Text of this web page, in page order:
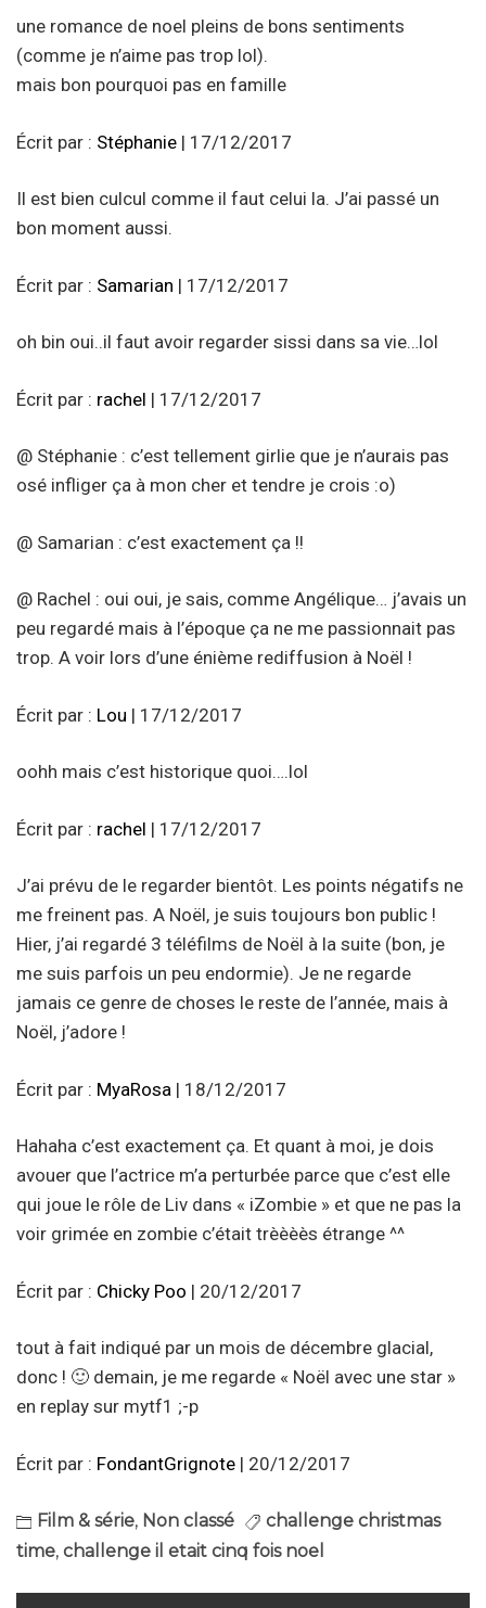
une romance de noel pleins de bons sentiments
(comme je n’aime pas trop lol).
mais bon pourquoi pas en famille
Écrit par : Stéphanie | 17/12/2017
Il est bien culcul comme il faut celui la. J’ai passé un
bon moment aussi.
Écrit par : Samarian | 17/12/2017
oh bin oui..il faut avoir regarder sissi dans sa vie…lol
Écrit par : rachel | 17/12/2017
@ Stéphanie : c’est tellement girlie que je n’aurais pas
osé infliger ça à mon cher et tendre je crois :o)
@ Samarian : c’est exactement ça !!
@ Rachel : oui oui, je sais, comme Angélique… j’avais un
peu regardé mais à l’époque ça ne me passionnait pas
trop. A voir lors d’une énième rediffusion à Noël !
Écrit par : Lou | 17/12/2017
oohh mais c’est historique quoi….lol
Écrit par : rachel | 17/12/2017
J’ai prévu de le regarder bientôt. Les points négatifs ne
me freinent pas. A Noël, je suis toujours bon public !
Hier, j’ai regardé 3 téléfilms de Noël à la suite (bon, je
me suis parfois un peu endormie). Je ne regarde
jamais ce genre de choses le reste de l’année, mais à
Noël, j’adore !
Écrit par : MyaRosa | 18/12/2017
Hahaha c’est exactement ça. Et quant à moi, je dois
avouer que l’actrice m’a perturbée parce que c’est elle
qui joue le rôle de Liv dans « iZombie » et que ne pas la
voir grimée en zombie c’était trèèèès étrange ^^
Écrit par : Chicky Poo | 20/12/2017
tout à fait indiqué par un mois de décembre glacial,
donc ! 🙂 demain, je me regarde « Noël avec une star »
en replay sur mytf1 ;-p
Écrit par : FondantGrignote | 20/12/2017
Film & série, Non classé
challenge christmas
time, challenge il etait cinq fois noel